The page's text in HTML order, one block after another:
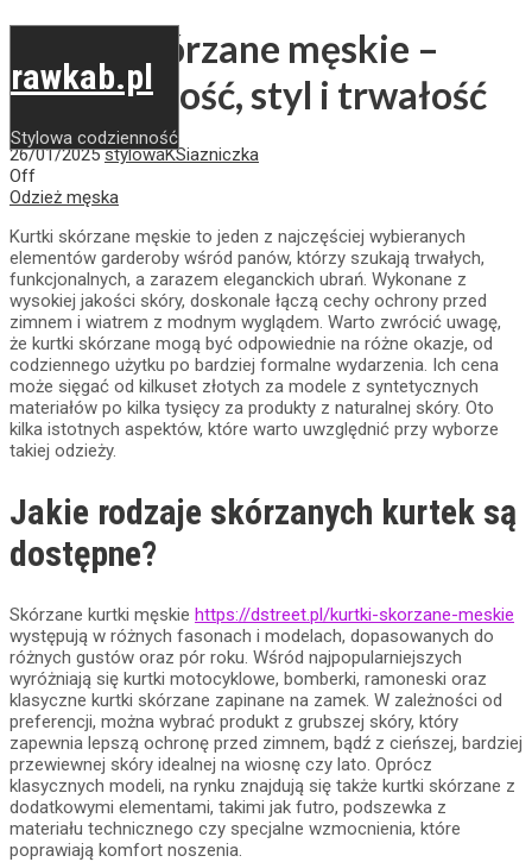
rawkab.pl
Stylowa codzienność
Kurtki skórzane męskie –
praktyczność, styl i trwałość
26/01/2025 stylowaKSiazniczka
Off
Odzież męska
Kurtki skórzane męskie to jeden z najczęściej wybieranych
elementów garderoby wśród panów, którzy szukają trwałych,
funkcjonalnych, a zarazem eleganckich ubrań. Wykonane z
wysokiej jakości skóry, doskonale łączą cechy ochrony przed
zimnem i wiatrem z modnym wyglądem. Warto zwrócić uwagę,
że kurtki skórzane mogą być odpowiednie na różne okazje, od
codziennego użytku po bardziej formalne wydarzenia. Ich cena
może sięgać od kilkuset złotych za modele z syntetycznych
materiałów po kilka tysięcy za produkty z naturalnej skóry. Oto
kilka istotnych aspektów, które warto uwzględnić przy wyborze
takiej odzieży.
Jakie rodzaje skórzanych kurtek są
dostępne?
Skórzane kurtki męskie https://dstreet.pl/kurtki-skorzane-meskie
występują w różnych fasonach i modelach, dopasowanych do
różnych gustów oraz pór roku. Wśród najpopularniejszych
wyróżniają się kurtki motocyklowe, bomberki, ramoneski oraz
klasyczne kurtki skórzane zapinane na zamek. W zależności od
preferencji, można wybrać produkt z grubszej skóry, który
zapewnia lepszą ochronę przed zimnem, bądź z cieńszej, bardziej
przewiewnej skóry idealnej na wiosnę czy lato. Oprócz
klasycznych modeli, na rynku znajdują się także kurtki skórzane z
dodatkowymi elementami, takimi jak futro, podszewka z
materiału technicznego czy specjalne wzmocnienia, które
poprawiają komfort noszenia.